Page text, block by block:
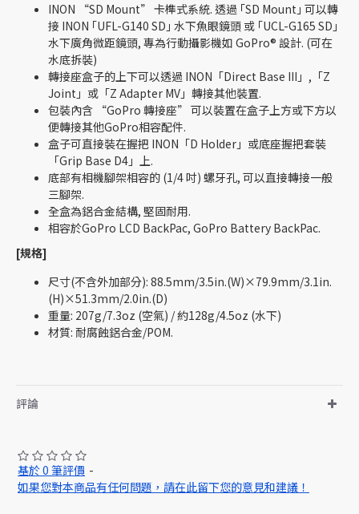
INON “SD Mount” 卡榫式系統. 透過 ｢SD Mount｣ 可以轉
接 INON ｢UFL-G140 SD｣ 水下魚眼鏡頭 或 ｢UCL-G165 SD｣
水下廣角微距鏡頭, 專為行動攝影機如 GoPro® 設計. (可在
水底拆裝)
轉接座盒子的上下可以透過 INON「Direct Base III」,「Z
Joint」或「Z Adapter MV」轉接其他裝置.
包裝內含 “GoPro 轉接座” 可以裝置在盒子上方或下方以
便轉接其他GoPro相容配件.
盒子可直接裝在握把 INON「D Holder」或底座握把套裝
「Grip Base D4」上.
底部有相機腳架相容的 (1/4 吋) 螺牙孔, 可以直接轉接一般
三腳架.
全盒為鋁合金結構, 堅固耐用.
相容於GoPro LCD BackPac, GoPro Battery BackPac.
[規格]
尺寸(不含外加部分): 88.5mm/3.5in.(W)×79.9mm/3.1in.
(H)×51.3mm/2.0in.(D)
重量: 207g/7.3oz (空氣) / 約128g/4.5oz (水下)
材質: 耐腐蝕鋁合金/POM.
評論
基於 0 筆評價 -
如果您對本商品有任何問題，請在此留下您的意見和建議！